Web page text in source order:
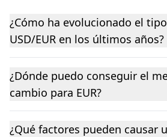
¿Cómo ha evolucionado el
USD/EUR en los últimos años?
¿Dónde puedo conseguir el
cambio para EUR?
¿Qué factores pueden causar